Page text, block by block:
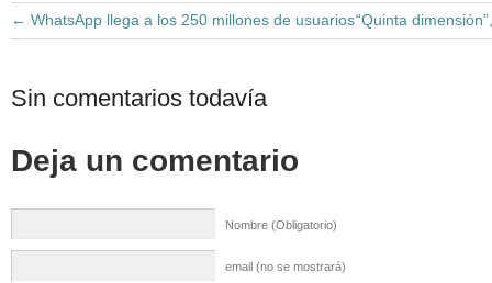
← WhatsApp llega a los 250 millones de usuarios“Quinta
Sin comentarios todavía
Deja un comentario
Nombre (Obligatorio)
email (no se mostrará)